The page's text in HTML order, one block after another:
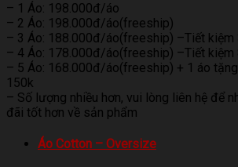
– 1 Áo: 198.000đ/áo
– 2 Áo: 198.000đ/áo(freeship)
– 3 Áo: 188.000đ/áo(freeship) –Tiết kiệm
– 4 Áo: 178.000đ/áo(freeship) –Tiết kiệm
– 5 Áo: 168.000đ/áo(freeship) + 1 áo
150k
– Số lượng nhiều hơn, vui lòng liên hệ để
đãi tốt hơn về sản phẩm
Áo Cotton – Oversize